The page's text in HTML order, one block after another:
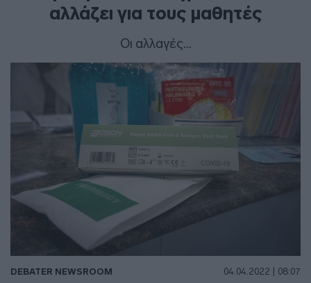
αλλάζει για τους μαθητές
Οι αλλαγές...
DEBATER NEWSROOM 04.04.2022 | 08:07